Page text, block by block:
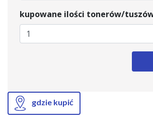
kupowane ilości tonerów/
gdzie kupić